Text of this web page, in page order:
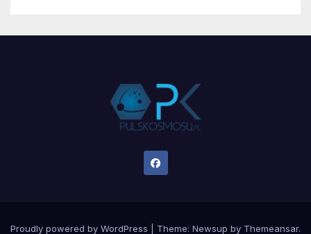
Proudly powered by WordPress Theme: Newsup by Themeansar.